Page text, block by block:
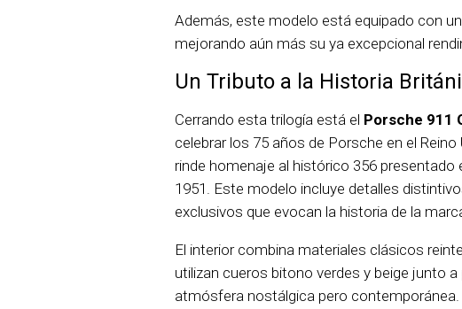
Además, este modelo está equipado con
mejorando aún más su ya excepcional
Un Tributo a la Historia
Cerrando esta trilogía está el Porsche 911
celebrar los 75 años de Porsche en el
rinde homenaje al histórico 356 presentado
1951. Este modelo incluye detalles
exclusivos que evocan la historia de la
El interior combina materiales clásicos
utilizan cueros bitono verdes y beige junto
atmósfera nostálgica pero